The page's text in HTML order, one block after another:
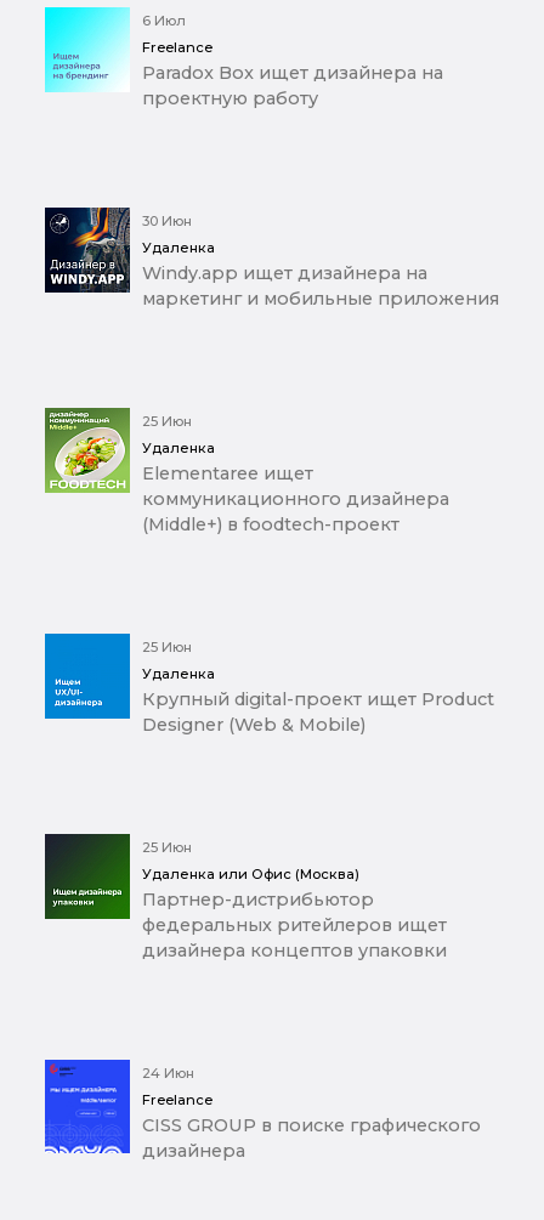
6 Июл
Freelance
Paradox Box ищет дизайнера на
проектную работу
30 Июн
Удаленка
Windy.app ищет дизайнера на
маркетинг и мобильные приложения
25 Июн
Удаленка
Elementaree ищет
коммуникационного дизайнера
(Middle+) в foodtech-проект
25 Июн
Удаленка
Крупный digital-проект ищет Product
Designer (Web & Mobile)
25 Июн
Удаленка или Офис (Москва)
Партнер-дистрибьютор
федеральных ритейлеров ищет
дизайнера концептов упаковки
24 Июн
Freelance
CISS GROUP в поиске графического
дизайнера